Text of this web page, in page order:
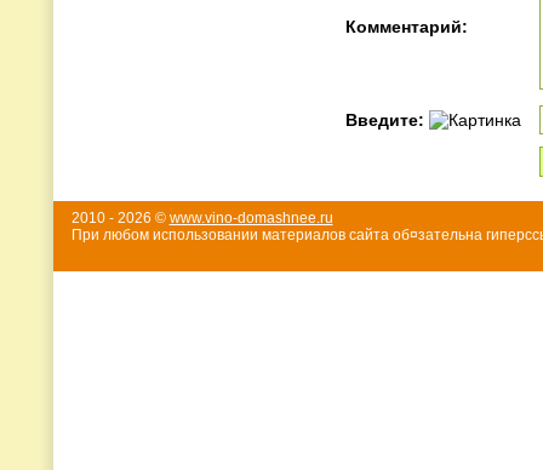
Комментарий:
Введите:
2010 - 2026 © www.vino-domashnee.ru
При любом использовании материалов сайта об¤зательна